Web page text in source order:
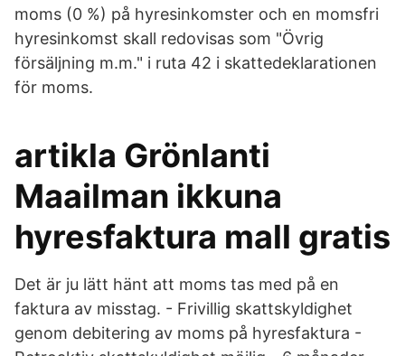
moms (0 %) på hyresinkomster och en momsfri
hyresinkomst skall redovisas som "Övrig
försäljning m.m." i ruta 42 i skattedeklarationen
för moms.
artikla Grönlanti
Maailman ikkuna
hyresfaktura mall gratis
Det är ju lätt hänt att moms tas med på en
faktura av misstag. - Frivillig skattskyldighet
genom debitering av moms på hyresfaktura -